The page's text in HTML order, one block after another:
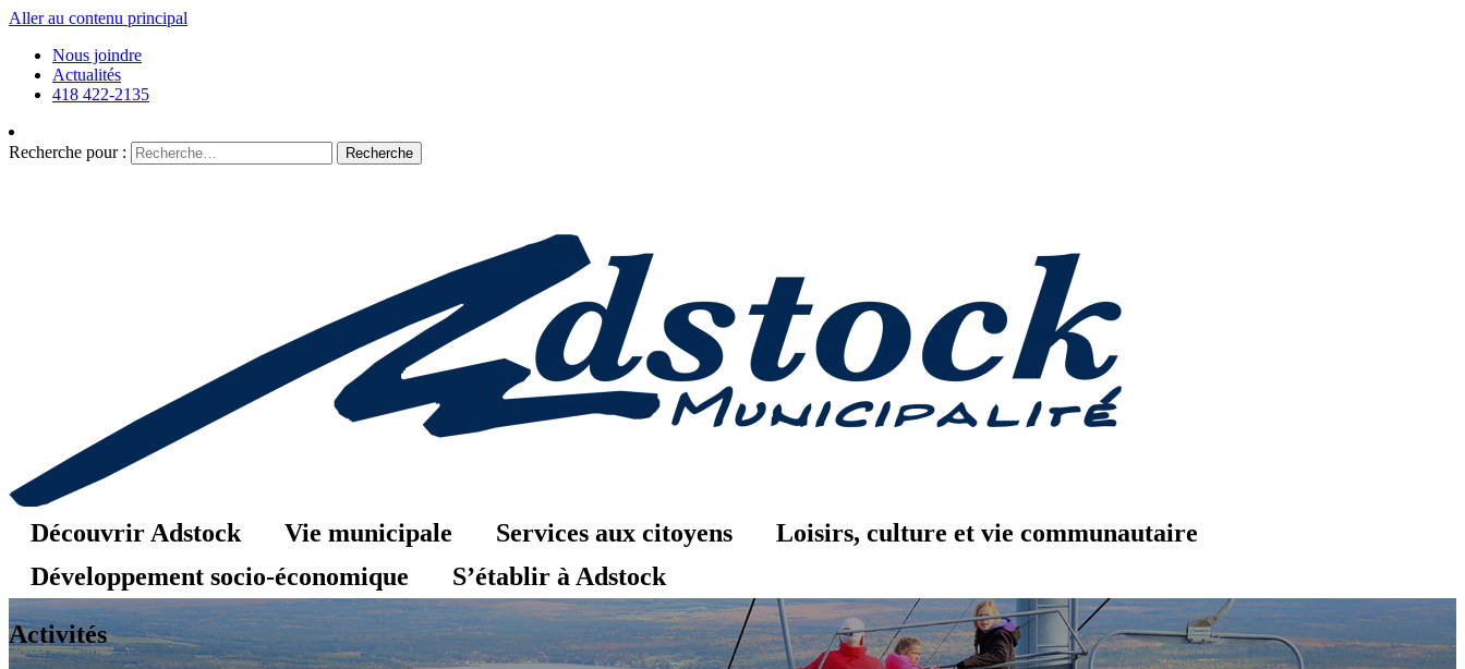
Aller au contenu principal
Nous joindre
Actualités
418 422-2135
Recherche pour : Recherche
Découvrir Adstock Vie municipale Services aux citoyens
Loisirs, culture et vie communautaire
Développement socio-économique
S’établir à Adstock
Activités